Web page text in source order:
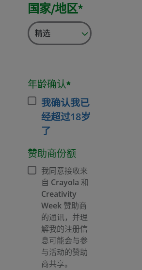
国家/地区*
年龄确认*
我确认我已
经超过18岁
了
赞助商份额
我同意接收来
自 Crayola 和
Creativity
Week 赞助商
的通讯，并理
解我的注册信
息可能会与参
与活动的赞助
商共享。